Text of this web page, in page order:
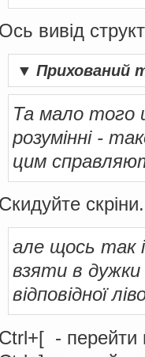
Ось вивід
▼ Прихований
Та мало того
розумінні -
цим
Скидуйте
але щось так
взяти в
відповідної
Ctrl+[ - перейти